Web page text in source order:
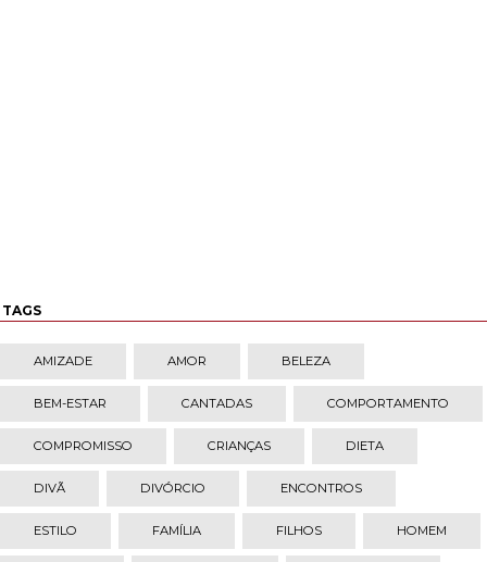
TAGS
AMIZADE AMOR BELEZA
BEM-ESTAR CANTADAS COMPORTAMENTO
COMPROMISSO CRIANÇAS DIETA
DIVÃ DIVÓRCIO ENCONTROS
ESTILO FAMÍLIA FILHOS HOMEM